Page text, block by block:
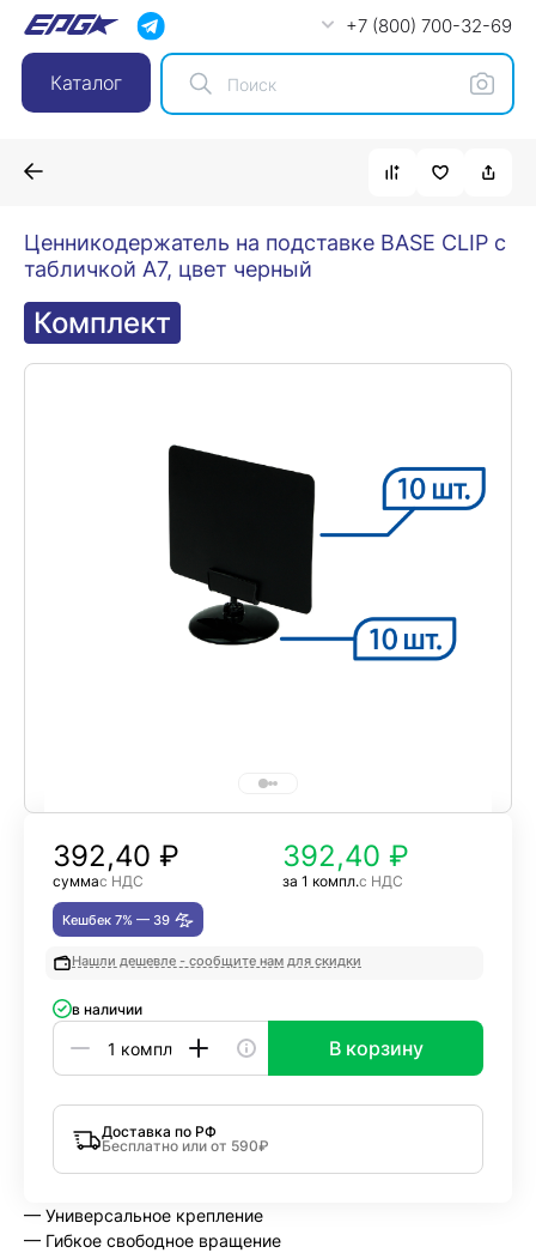
+7 (800) 700-32-69
Каталог
Ценникодержатель на подставке BASE CLIP с
табличкой А7, цвет черный
Комплект
392,40 ₽
суммас НДС
392,40 ₽
за 1 компл.с НДС
Кешбек 7% — 39
Нашли дешевле - сообщите нам для скидки
в наличии
В корзину
Доставка по РФ
Бесплатно или от 590₽
— Универсальное крепление
— Гибкое свободное вращение